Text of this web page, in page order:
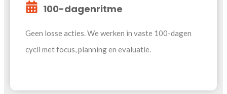
100-dagenritme
Geen losse acties. We werken in vaste 100-dagen
cycli met focus, planning en evaluatie.